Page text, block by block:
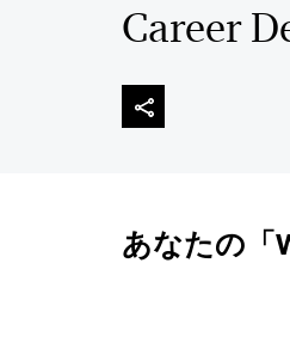
Career
あなたの「